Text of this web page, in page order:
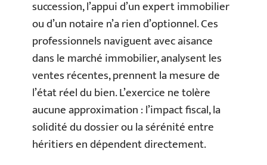
succession, l’appui d’un expert immobilier
ou d’un notaire n’a rien d’optionnel. Ces
professionnels naviguent avec aisance
dans le marché immobilier, analysent les
ventes récentes, prennent la mesure de
l’état réel du bien. L’exercice ne tolère
aucune approximation : l’impact fiscal, la
solidité du dossier ou la sérénité entre
héritiers en dépendent directement.